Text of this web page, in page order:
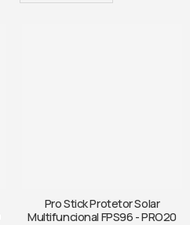
Pro Stick Protetor Solar
Multifuncional FPS96 - PRO20